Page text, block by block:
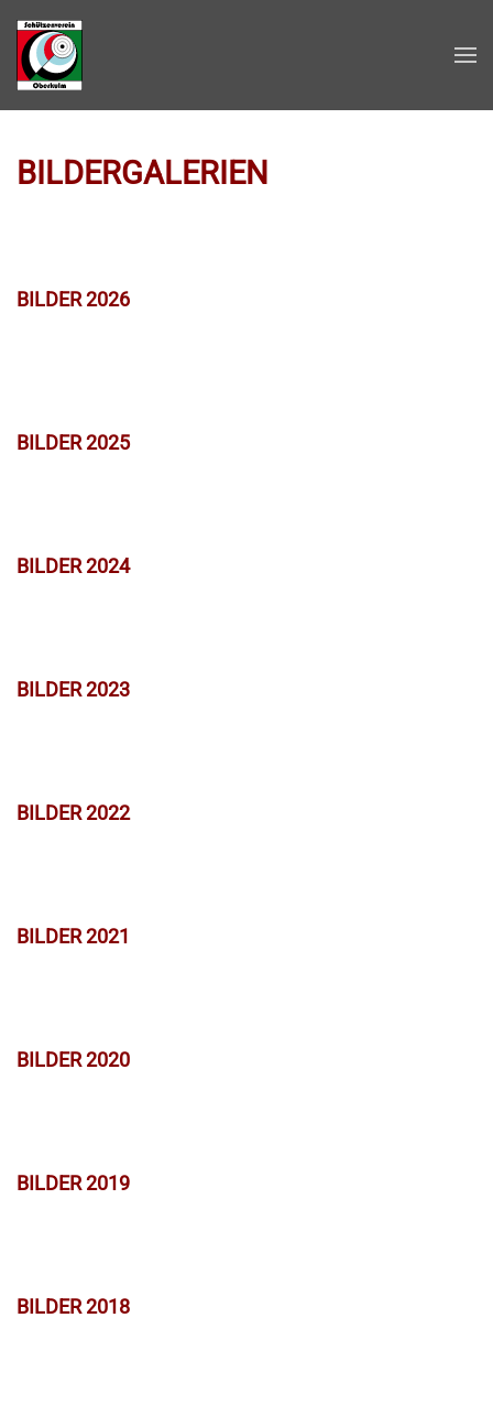
Zum Hauptinhalt springen
BILDERGALERIEN
BILDER 2026
BILDER 2025
BILDER 2024
BILDER 2023
BILDER 2022
BILDER 2021
BILDER 2020
BILDER 2019
BILDER 2018